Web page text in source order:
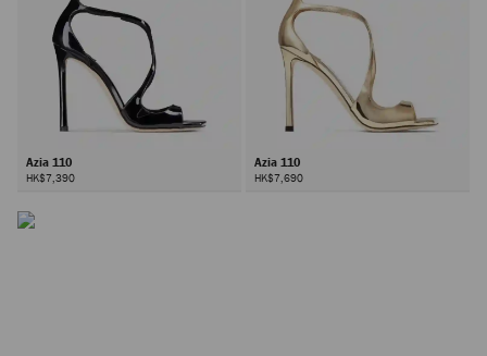
Azia 110
HK$7,390
Azia 110
HK$7,690